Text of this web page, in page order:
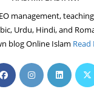
management,
Urdu, Hindi, and
blog Online Islam
Opens
in
Opens
in
in